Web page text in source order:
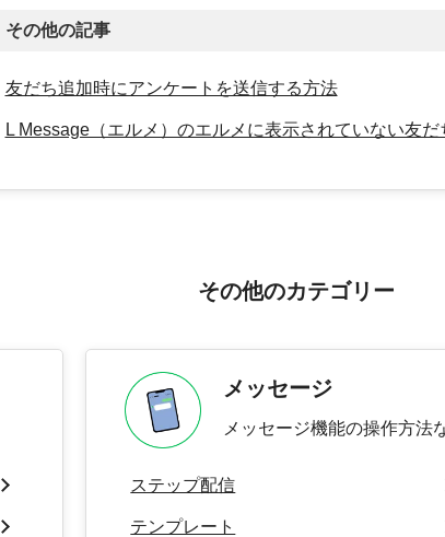
その他の記事
友だち追加時にアンケートを送信する方法
L Message（エルメ）のエルメに表示されていない友
その他のカテゴリー
メッセージ
メッセージ機能の操作方法
ステップ配信
テンプレート